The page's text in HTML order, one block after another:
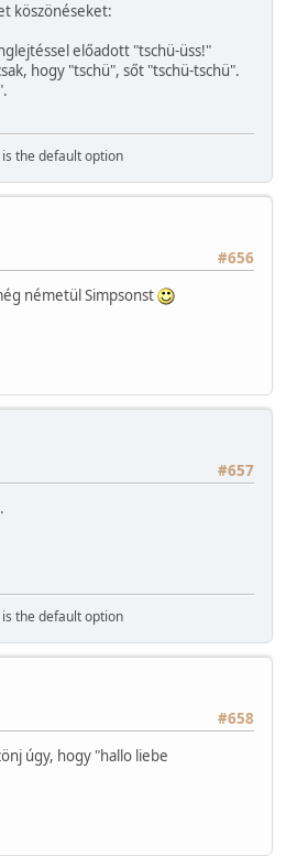
köszönéseket:
előadott "tschü-üss!"
hogy "tschü", sőt "tschü-tschü".
is the default option
#656
németül Simpsonst
#657
is the default option
#658
úgy, hogy "hallo liebe